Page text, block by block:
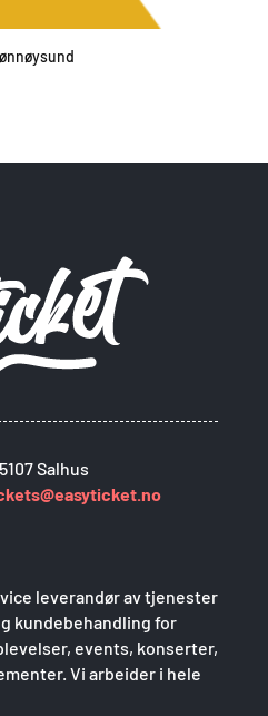
Salhus
leverandør av tjenester
kundebehandling for
events, konserter,
Vi arbeider i hele